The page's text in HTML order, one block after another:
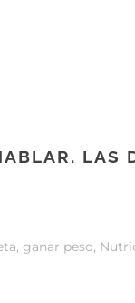
LAS
, ganar peso,